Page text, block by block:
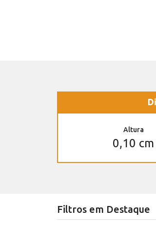
Altura
0,10 cm
Filtros em Destaque